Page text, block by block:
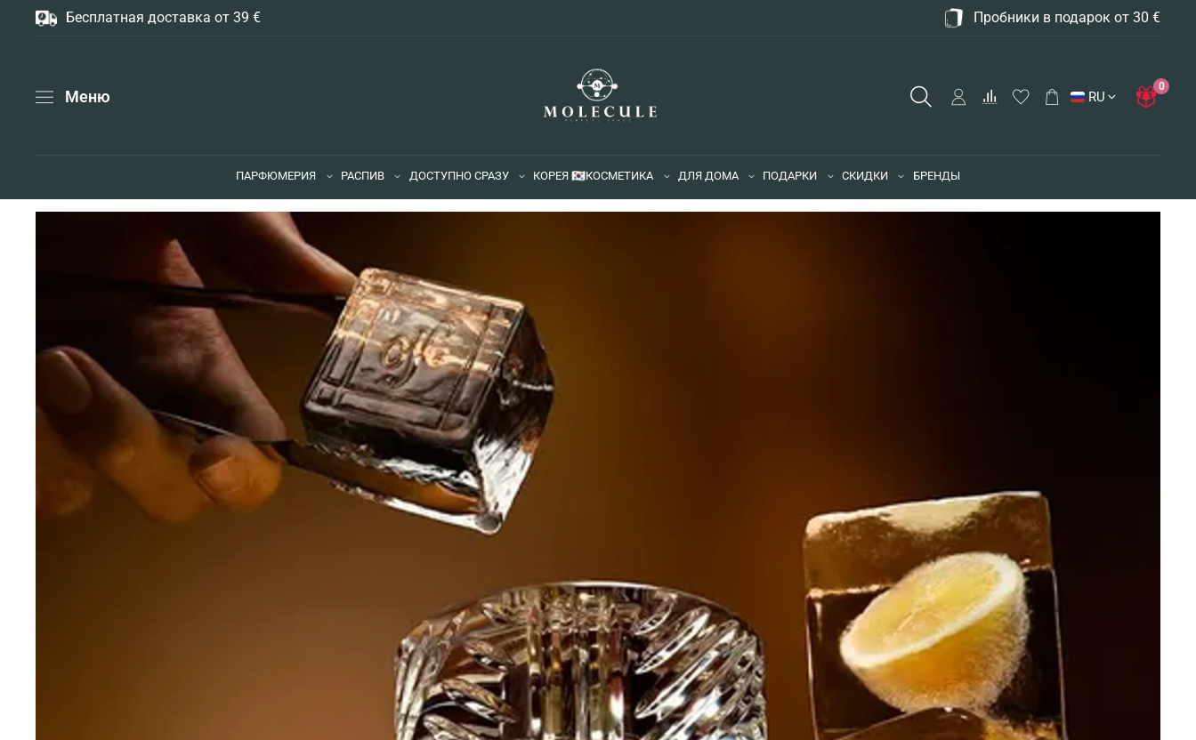
Бесплатная доставка от 39 € Пробники в подарок от 30 €
Меню RU
0
ПАРФЮМЕРИЯ РАСПИВ ДОСТУПНО СРАЗУ КОРЕЯ 🇰🇷КОСМЕТИКА ДЛЯ ДОМА ПОДАРКИ СКИДКИ БРЕНДЫ